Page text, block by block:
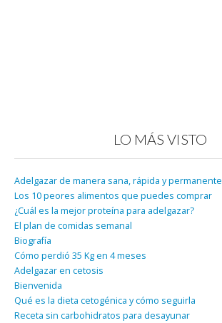
LO MÁS VISTO
Adelgazar de manera sana, rápida y permanente
Los 10 peores alimentos que puedes comprar
¿Cuál es la mejor proteína para adelgazar?
El plan de comidas semanal
Biografía
Cómo perdió 35 Kg en 4 meses
Adelgazar en cetosis
Bienvenida
Qué es la dieta cetogénica y cómo seguirla
Receta sin carbohidratos para desayunar